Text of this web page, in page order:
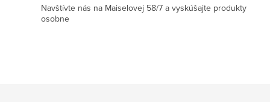
Navštívte nás na Maiselovej 58/7 a vyskúšajte produkty
osobne